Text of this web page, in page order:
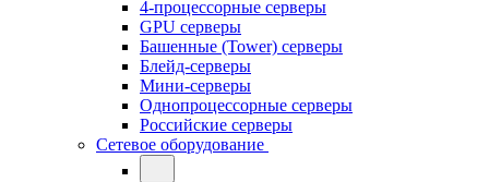
4-процессорные серверы
GPU серверы
Башенные (Tower) серверы
Блейд-серверы
Мини-серверы
Однопроцессорные серверы
Российские серверы
Сетевое оборудование